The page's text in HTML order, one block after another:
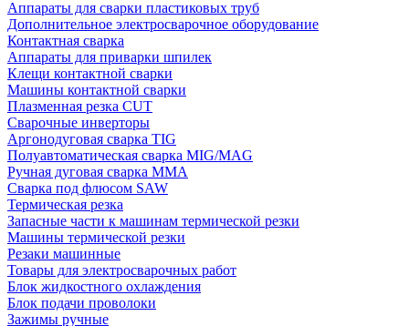
Аппараты для сварки пластиковых труб
Дополнительное электросварочное оборудование
Контактная сварка
Аппараты для приварки шпилек
Клещи контактной сварки
Машины контактной сварки
Плазменная резка CUT
Сварочные инверторы
Аргонодуговая сварка TIG
Полуавтоматическая сварка MIG/MAG
Ручная дуговая сварка MMA
Сварка под флюсом SAW
Термическая резка
Запасные части к машинам термической резки
Машины термической резки
Резаки машинные
Товары для электросварочных работ
Блок жидкостного охлаждения
Блок подачи проволоки
Зажимы ручные